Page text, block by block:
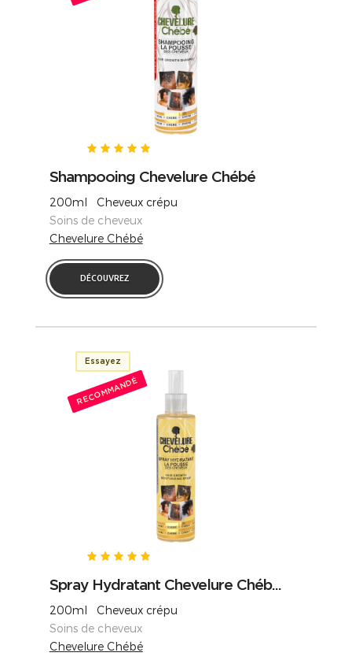
Shampooing Chevelure Chébé
200ml Cheveux crépu
Soins de cheveux
Chevelure Chébé
DÉCOUVREZ
Essayez
RECOMMANDÉ
Spray Hydratant Chevelure Chéb...
200ml Cheveux crépu
Soins de cheveux
Chevelure Chébé